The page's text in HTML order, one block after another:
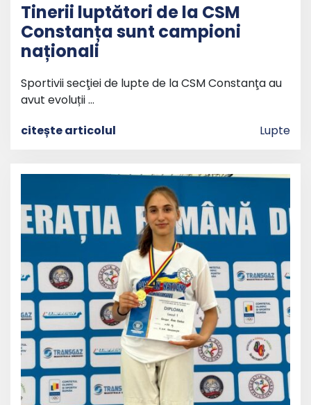
Tinerii luptători de la CSM
Constanța sunt campioni
naționali
Sportivii secţiei de lupte de la CSM Constanţa au
avut evoluții …
citește articolul
Lupte